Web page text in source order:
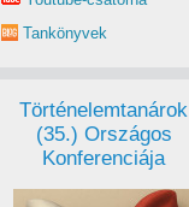
Tankönyvek
Történelemtanárok
(35.) Országos
Konferenciája